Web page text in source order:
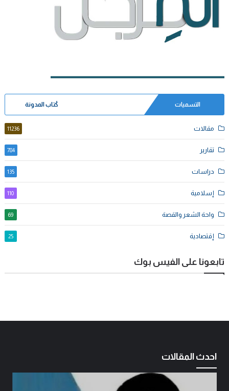
التسميات كُتاب المدونة
مقالات 11236
تقارير 784
دراسات 135
إسلامية 110
واحة الشعر والقصة 69
إقتصادية 25
تابعونا على الفيس بوك
احدث المقالات